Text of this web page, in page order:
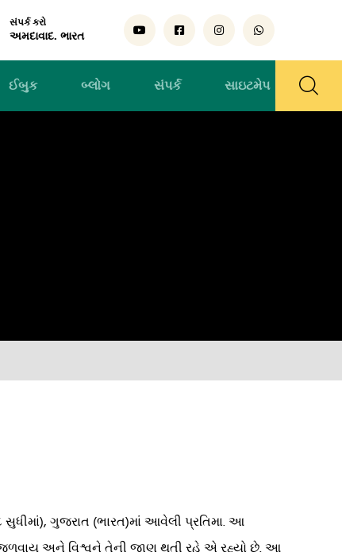
સંપર્ક કરો
અમદાવાદ. ભારત
ઈબુક બ્લોગ સંપર્ક સાઇટમેપ
સુધીમાં), ગુજરાત (ભારત)માં આવેલી પ્રતિમા. આ
જળવાય અને વિશ્વને તેની જાણ થતી રહે એ રહ્યો છે. આ